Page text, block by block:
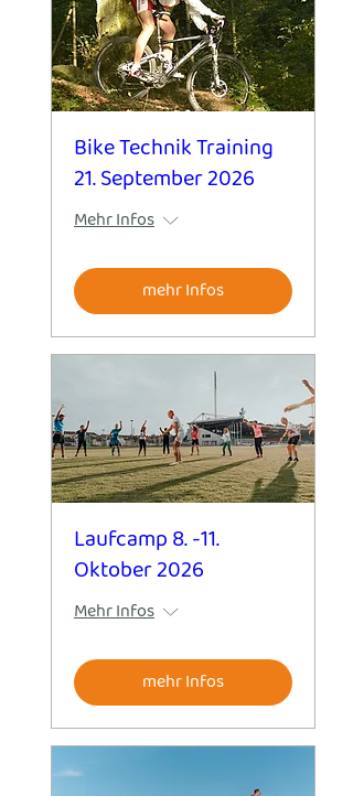
Bike Technik Training
21. September 2026
Mehr Infos
mehr Infos
Laufcamp 8. -11.
Oktober 2026
Mehr Infos
mehr Infos